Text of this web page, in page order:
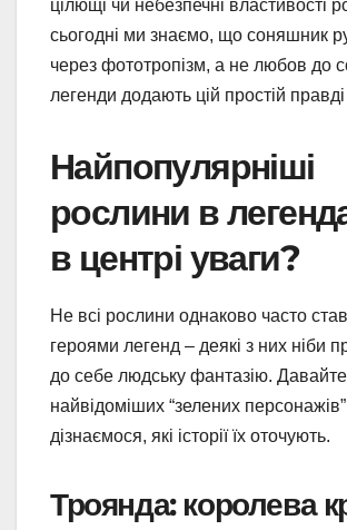
цілющі чи небезпечні властивості
сьогодні ми знаємо, що соняшник
через фототропізм, а не любов до
легенди додають цій простій правді
Найпопулярніші
рослини в
в центрі уваги?
Не всі рослини однаково часто
героями легенд – деякі з них ніби
до себе людську фантазію.
найвідоміших “зелених персонажів”
дізнаємося, які історії їх оточують.
Троянда: королева